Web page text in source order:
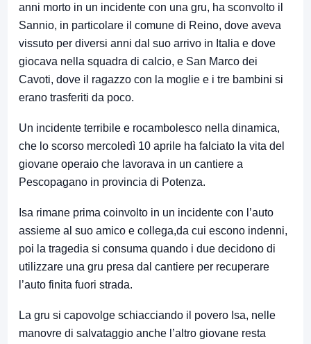
anni morto in un incidente con una gru, ha sconvolto il
Sannio, in particolare il comune di Reino, dove aveva
vissuto per diversi anni dal suo arrivo in Italia e dove
giocava nella squadra di calcio, e San Marco dei
Cavoti, dove il ragazzo con la moglie e i tre bambini si
erano trasferiti da poco.
Un incidente terribile e rocambolesco nella dinamica,
che lo scorso mercoledì 10 aprile ha falciato la vita del
giovane operaio che lavorava in un cantiere a
Pescopagano in provincia di Potenza.
Isa rimane prima coinvolto in un incidente con l’auto
assieme al suo amico e collega,da cui escono indenni,
poi la tragedia si consuma quando i due decidono di
utilizzare una gru presa dal cantiere per recuperare
l’auto finita fuori strada.
La gru si capovolge schiacciando il povero Isa, nelle
manovre di salvataggio anche l’altro giovane resta